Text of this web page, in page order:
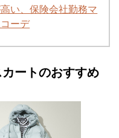
高い、保険会社勤務マ
ーデ
カートのおすすめ